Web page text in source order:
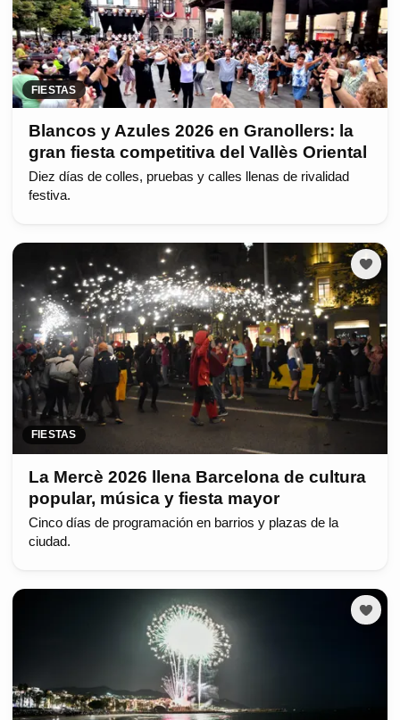
FIESTAS
Blancos y Azules 2026 en Granollers: la
gran fiesta competitiva del Vallès Oriental
Diez días de colles, pruebas y calles llenas de rivalidad
festiva.
FIESTAS
La Mercè 2026 llena Barcelona de cultura
popular, música y fiesta mayor
Cinco días de programación en barrios y plazas de la
ciudad.